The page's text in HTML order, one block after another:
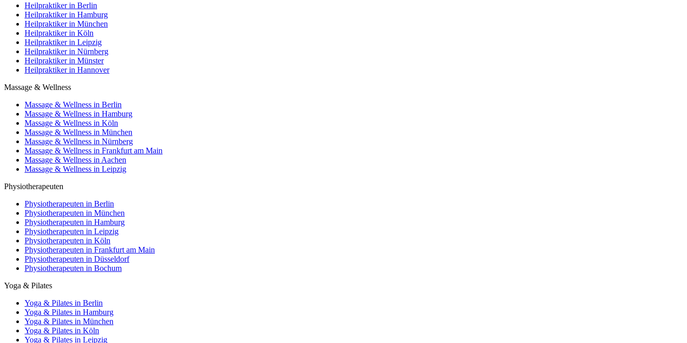
Heilpraktiker in Berlin
Heilpraktiker in Hamburg
Heilpraktiker in München
Heilpraktiker in Köln
Heilpraktiker in Leipzig
Heilpraktiker in Nürnberg
Heilpraktiker in Münster
Heilpraktiker in Hannover
Massage & Wellness
Massage & Wellness in Berlin
Massage & Wellness in Hamburg
Massage & Wellness in Köln
Massage & Wellness in München
Massage & Wellness in Nürnberg
Massage & Wellness in Frankfurt am Main
Massage & Wellness in Aachen
Massage & Wellness in Leipzig
Physiotherapeuten
Physiotherapeuten in Berlin
Physiotherapeuten in München
Physiotherapeuten in Hamburg
Physiotherapeuten in Leipzig
Physiotherapeuten in Köln
Physiotherapeuten in Frankfurt am Main
Physiotherapeuten in Düsseldorf
Physiotherapeuten in Bochum
Yoga & Pilates
Yoga & Pilates in Berlin
Yoga & Pilates in Hamburg
Yoga & Pilates in München
Yoga & Pilates in Köln
Yoga & Pilates in Leipzig